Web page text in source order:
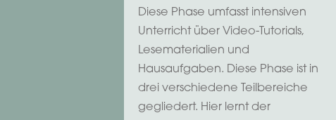
Diese Phase umfasst intensiven
Unterricht über Video-Tutorials,
Lesematerialien und
Hausaufgaben. Diese Phase ist in
drei verschiedene Teilbereiche
gegliedert. Hier lernt der